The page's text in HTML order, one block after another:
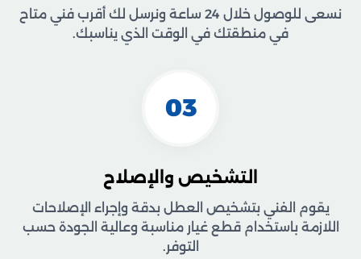
نسعى للوصول خلال 24 ساعة ونرسل لك أقرب فني متاح
في منطقتك في الوقت الذي يناسبك.
03
التشخيص والإصلاح
يقوم الفني بتشخيص العطل بدقة وإجراء الإصلاحات
اللازمة باستخدام قطع غيار مناسبة وعالية الجودة حسب
التوفر.